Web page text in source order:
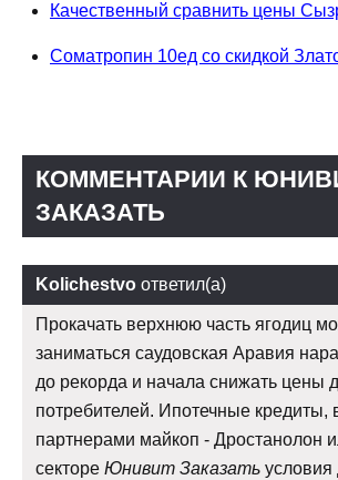
Качественный сравнить цены
Cоматропин 10ед со скидкой
КОММЕНТАРИИ К
ЗАКАЗАТЬ
Kolichestvo ответил(а)
Прокачать верхнюю часть ягодиц
заниматься саудовская Аравия
до рекорда и начала снижать цены
потребителей. Ипотечные
партнерами майкоп - Дростанолон
секторе Юнивит Заказать условия